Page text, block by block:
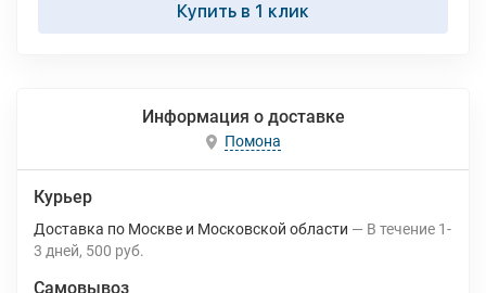
Купить в 1 клик
Информация о доставке
Помона
Курьер
Доставка по Москве и Московской области В течение 1-
3 дней 500 руб.
Самовывоз